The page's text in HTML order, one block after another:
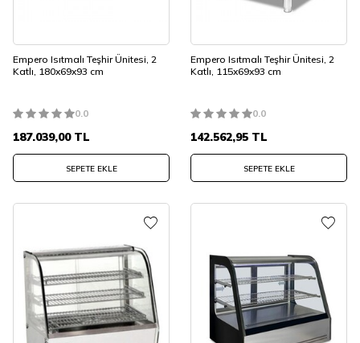
Empero Isıtmalı Teşhir Ünitesi, 2
Katlı, 180x69x93 cm
0.0
187.039,00TL
SEPETE EKLE
Empero Isıtmalı Teşhir Ünitesi, 2
Katlı, 115x69x93 cm
0.0
142.562,95 TL
SEPETE EKLE